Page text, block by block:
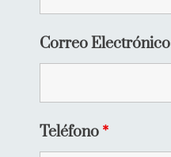
Correo Electrónico
Teléfono *